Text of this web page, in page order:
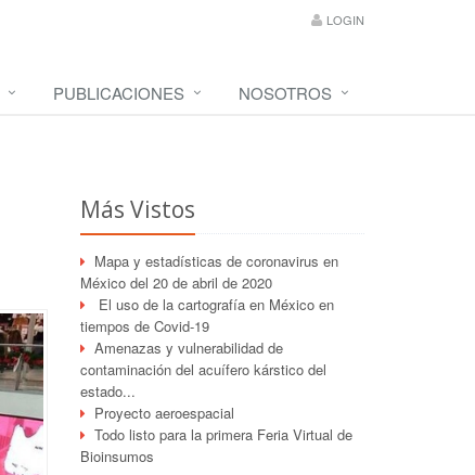
LOGIN
PUBLICACIONES NOSOTROS
Más Vistos
Mapa y estadísticas de coronavirus en
México del 20 de abril de 2020
El uso de la cartografía en México en
tiempos de Covid-19
Amenazas y vulnerabilidad de
contaminación del acuífero kárstico del
estado...
Proyecto aeroespacial
Todo listo para la primera Feria Virtual de
Bioinsumos